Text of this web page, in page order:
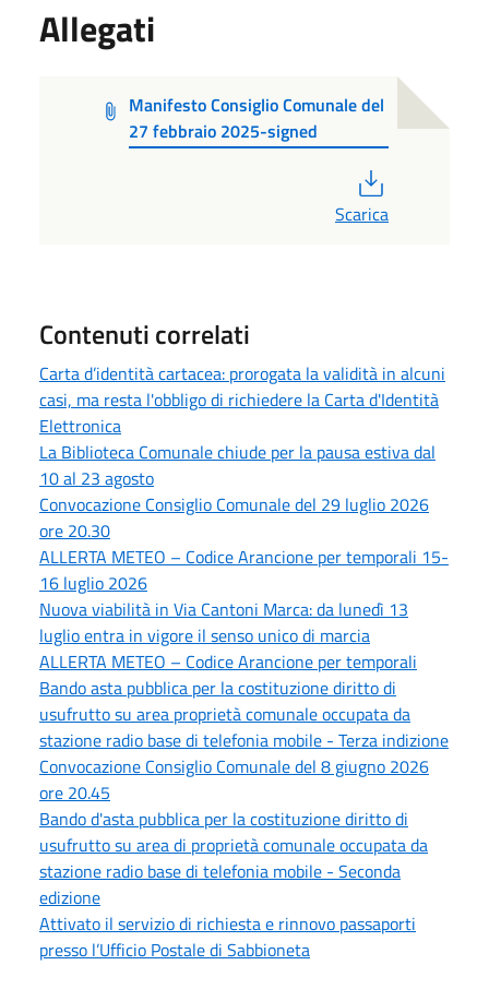
Allegati
Manifesto Consiglio Comunale del
27 febbraio 2025-signed
Scarica
Contenuti correlati
Carta d’identità cartacea: prorogata la validità in alcuni
casi, ma resta l'obbligo di richiedere la Carta d'Identità
Elettronica
La Biblioteca Comunale chiude per la pausa estiva dal
10 al 23 agosto
Convocazione Consiglio Comunale del 29 luglio 2026
ore 20.30
ALLERTA METEO – Codice Arancione per temporali 15-
16 luglio 2026
Nuova viabilità in Via Cantoni Marca: da lunedì 13
luglio entra in vigore il senso unico di marcia
ALLERTA METEO – Codice Arancione per temporali
Bando asta pubblica per la costituzione diritto di
usufrutto su area proprietà comunale occupata da
stazione radio base di telefonia mobile - Terza indizione
Convocazione Consiglio Comunale del 8 giugno 2026
ore 20.45
Bando d'asta pubblica per la costituzione diritto di
usufrutto su area di proprietà comunale occupata da
stazione radio base di telefonia mobile - Seconda
edizione
Attivato il servizio di richiesta e rinnovo passaporti
presso l’Ufficio Postale di Sabbioneta